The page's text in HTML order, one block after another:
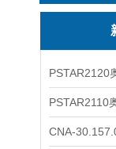
PSTAR2120
PSTAR2110